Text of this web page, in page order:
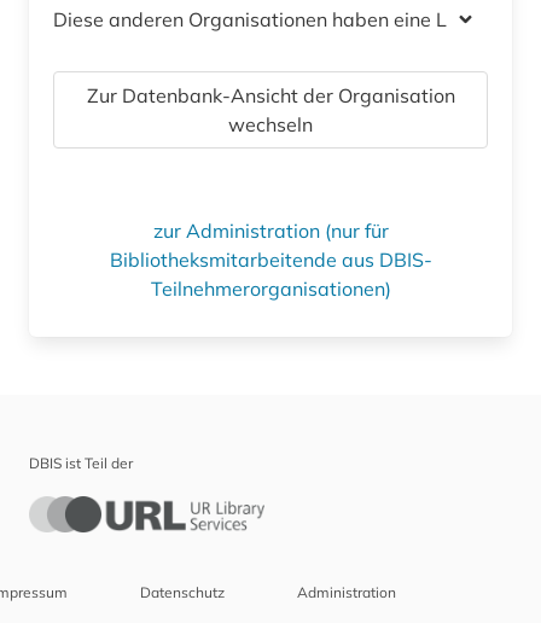
Diese anderen Organisationen haben eine Lizenz
Zur Datenbank-Ansicht der Organisation
wechseln
zur Administration (nur für
Bibliotheksmitarbeitende aus DBIS-
Teilnehmerorganisationen)
DBIS ist Teil der
Datenschutz Administration